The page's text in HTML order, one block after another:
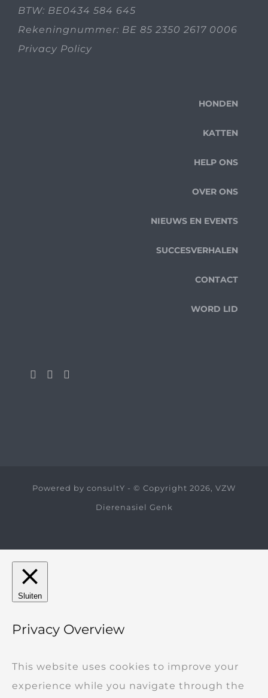
BTW: BE0434 584 645
Rekeningnummer: BE 85 2350 2617 0006
Privacy Policy
HONDEN
KATTEN
HELP ONS
OVER ONS
NIEUWS EN EVENTS
SUCCESVERHALEN
CONTACT
WORD LID
Powered by consultY - © Copyright 2026, VZW
Dierenasiel Genk
Sluiten
Privacy Overview
This website uses cookies to improve your
experience while you navigate through the